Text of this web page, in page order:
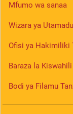
Mfumo wa sanaa
Wizara ya
Ofisi ya Hakimiliki
Baraza la
Bodi ya Filamu